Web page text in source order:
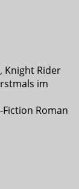
Knight Rider
im
Roman